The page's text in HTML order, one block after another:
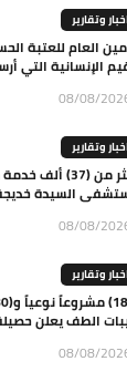
وتقارير
العام للعتبة
الإنسانية التي
08/08/
وتقارير
أكثر من (37)
السيدة خديجة
08/08/
وتقارير
الطف يعلن
08/08/